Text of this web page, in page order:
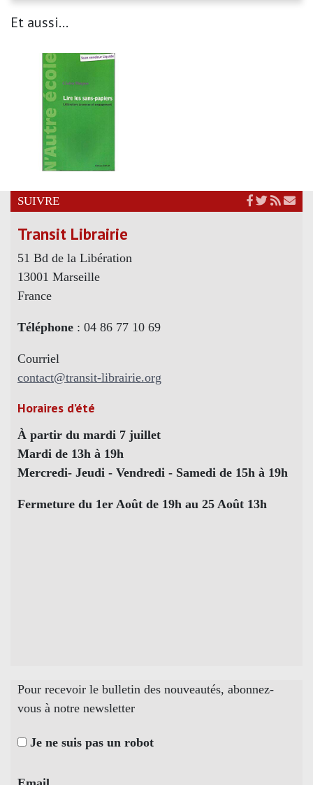
Et aussi...
SUIVRE
Transit Librairie
51 Bd de la Libération
13001 Marseille
France
Téléphone : 04 86 77 10 69
Courriel
contact@transit-librairie.org
Horaires d’été
À partir du mardi 7 juillet
Mardi de 13h à 19h
Mercredi- Jeudi - Vendredi - Samedi de 15h à 19h
Fermeture du 1er Août de 19h au 25 Août 13h
Pour recevoir le bulletin des nouveautés, abonnez-
vous à notre newsletter
Je ne suis pas un robot